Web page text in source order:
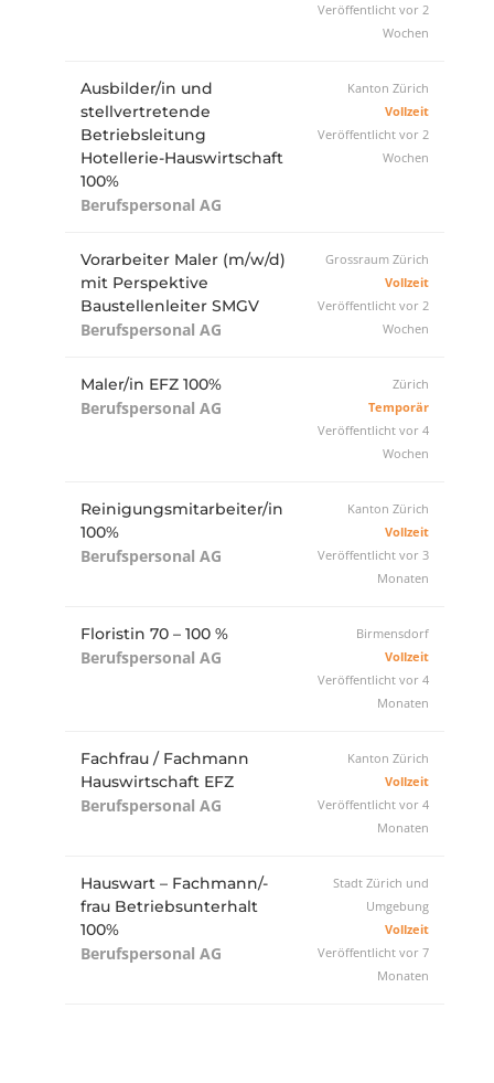
Veröffentlicht vor 2
Wochen
Ausbilder/in und
stellvertretende
Betriebsleitung
Hotellerie-Hauswirtschaft
100%
Berufspersonal AG
Kanton Zürich
Vollzeit
Veröffentlicht vor 2
Wochen
Vorarbeiter Maler (m/w/d)
mit Perspektive
Baustellenleiter SMGV
Berufspersonal AG
Grossraum Zürich
Vollzeit
Veröffentlicht vor 2
Wochen
Maler/in EFZ 100%
Berufspersonal AG
Zürich
Temporär
Veröffentlicht vor 4
Wochen
Reinigungsmitarbeiter/in
100%
Berufspersonal AG
Kanton Zürich
Vollzeit
Veröffentlicht vor 3
Monaten
Floristin 70 – 100 %
Berufspersonal AG
Birmensdorf
Vollzeit
Veröffentlicht vor 4
Monaten
Fachfrau / Fachmann
Hauswirtschaft EFZ
Berufspersonal AG
Kanton Zürich
Vollzeit
Veröffentlicht vor 4
Monaten
Hauswart – Fachmann/-
frau Betriebsunterhalt
100%
Berufspersonal AG
Stadt Zürich und
Umgebung
Vollzeit
Veröffentlicht vor 7
Monaten